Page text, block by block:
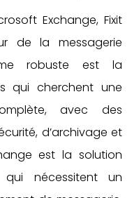
Exchange, Fixit
de la messagerie
robuste est la
qui cherchent une
avec des
d’archivage et
est la solution
nécessitent un